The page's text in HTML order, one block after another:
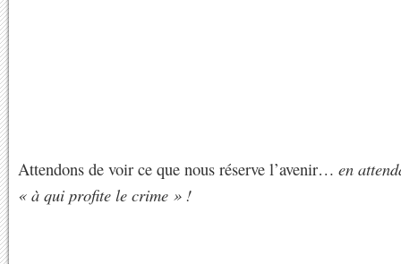
Attendons de voir ce que nous réserve l’avenir… en
« à qui profite le crime » !